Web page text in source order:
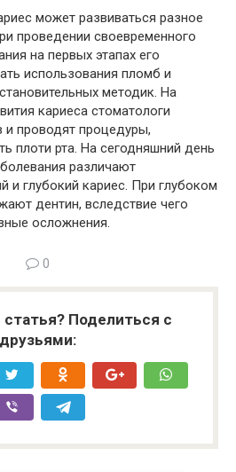
может развиваться разное
проведении своевременного
на первых этапах его
использования пломб и
методик. На
кариеса стоматологи
и проводят процедуры,
плоти рта. На сегодняшний день
различают
и глубокий кариес. При глубоком
дентин, вследствие чего
осложнения.
0
Поделиться с
друзьями: